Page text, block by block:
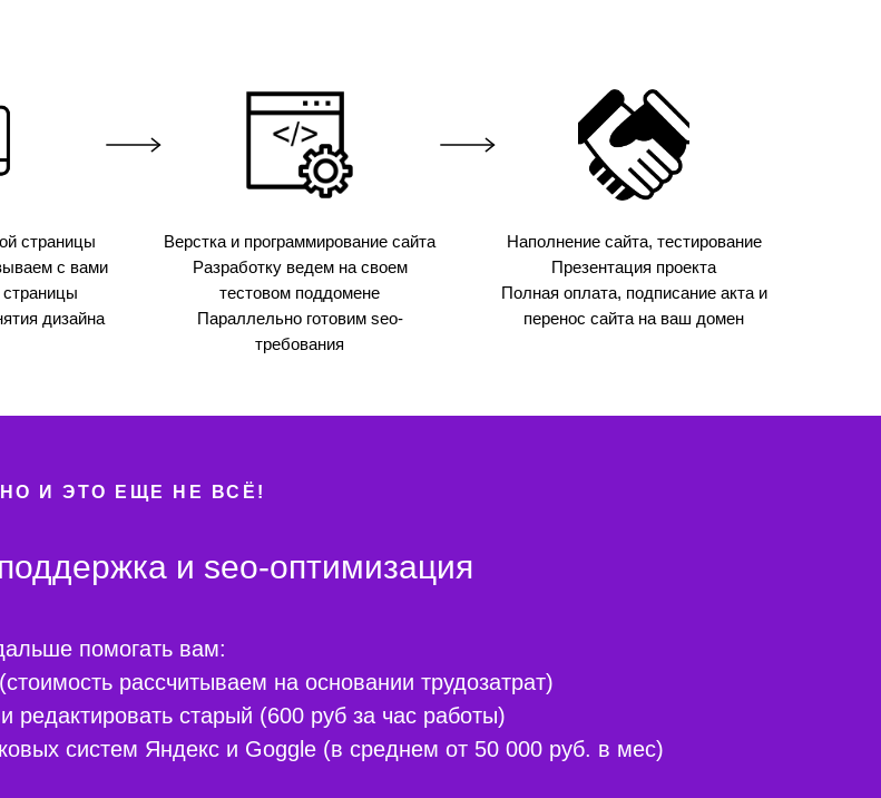
страницы
с вами
дизайна
Верстка и программирование сайта
Разработку ведем на своем
тестовом поддомене
Параллельно готовим seo-
требования
Наполнение сайта, тестирование
Презентация проекта
Полная оплата, подписание акта и
перенос сайта на ваш домен
НО И ЭТО ЕЩЕ НЕ ВСЁ!
и seo-оптимизация
помогать вам:
рассчитываем на основании трудозатрат)
редактировать старый (600 руб за час работы)
систем Яндекс и Goggle (в среднем от 50 000 руб. в мес)